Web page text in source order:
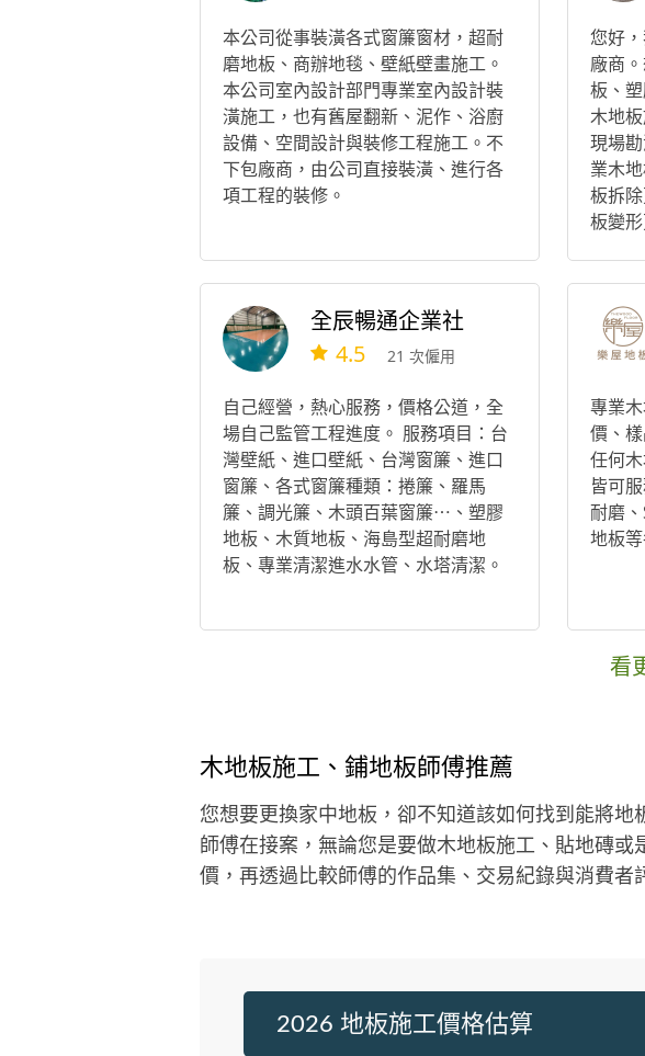
本公司從事裝潢各式窗簾窗材，超耐
磨地板、商辦地毯、壁紙壁畫施工。
本公司室內設計部門專業室內設計裝
潢施工，也有舊屋翻新、泥作、浴廚
設備、空間設計與裝修工程施工。不
下包廠商，由公司直接裝潢、進行各
項工程的裝修。
您好
廠商
板、
木地
現場
業木
板拆
板變
全辰暢通企業社
4.5 21 次僱用
自己經營，熱心服務，價格公道，全
場自己監管工程進度。 服務項目：台
灣壁紙、進口壁紙、台灣窗簾、進口
窗簾、各式窗簾種類：捲簾、羅馬
簾、調光簾、木頭百葉窗簾⋯、塑膠
地板、木質地板、海島型超耐磨地
板、專業清潔進水水管、水塔清潔。
專業
價、
任何
皆可
耐磨
地板
看
木地板施工、鋪地板師傅推薦
您想要更換家中地板，卻不知道該如何找到能將
師傅在接案，無論您是要做木地板施工、貼地磚
價，再透過比較師傅的作品集、交易紀錄與消費者
2026 地板施工價格估算